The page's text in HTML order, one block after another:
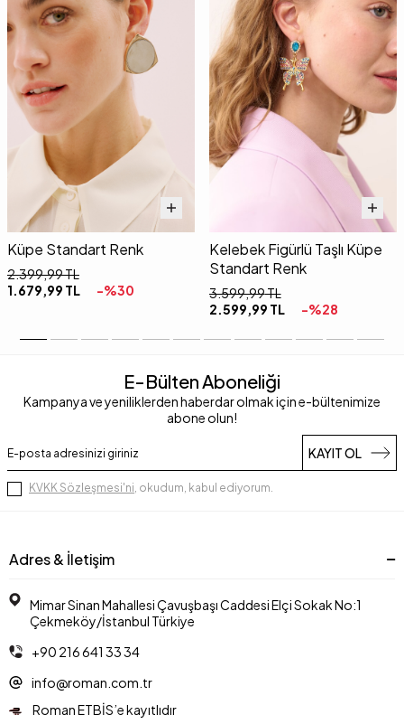
Küpe Standart Renk
2.399,99TL
1.679,99 TL -%30
Kelebek Figürlü Taşlı Küpe
Standart Renk
3.599,99TL
2.599,99 TL -%28
E-Bülten Aboneliği
Kampanya ve yeniliklerden haberdar olmak için e-bültenimize
abone olun!
KAYIT OL
KVKK Sözleşmesi'ni, okudum, kabul ediyorum.
Adres & İletişim
Mimar Sinan Mahallesi Çavuşbaşı Caddesi Elçi Sokak No:1
Çekmeköy/İstanbul Türkiye
+90 216 641 33 34
info@roman.com.tr
Roman ETBİS’e kayıtlıdır